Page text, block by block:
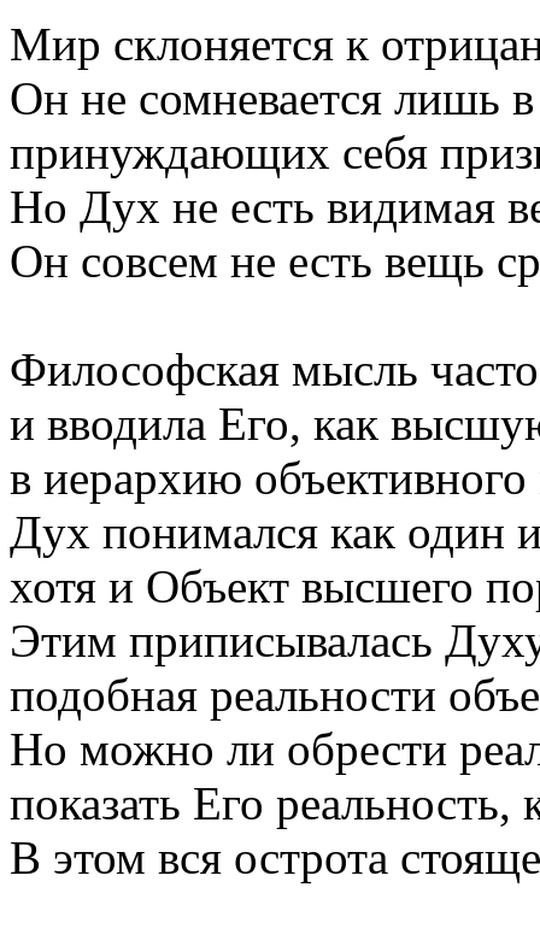
Мир склоняется к
Он не сомневается лишь
принуждающих себя
Но Дух не есть видимая
Он совсем не есть вещь
Философская мысль
и вводила Его, как
в иерархию
Дух понимался как один
хотя и Объект высшего
Этим приписывалась
подобная реальности
Но можно ли обрести
показать Его реальность,
В этом вся острота